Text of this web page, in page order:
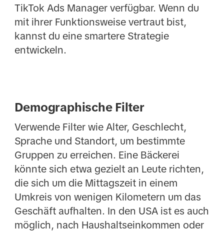
TikTok Ads Manager verfügbar. Wenn du
mit ihrer Funktionsweise vertraut bist,
kannst du eine smartere Strategie
entwickeln.
Demographische Filter
Verwende Filter wie Alter, Geschlecht,
Sprache und Standort, um bestimmte
Gruppen zu erreichen. Eine Bäckerei
könnte sich etwa gezielt an Leute richten,
die sich um die Mittagszeit in einem
Umkreis von wenigen Kilometern um das
Geschäft aufhalten. In den USA ist es auch
möglich, nach Haushaltseinkommen oder